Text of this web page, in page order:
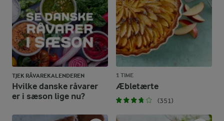
TJEK RÅVAREKALENDEREN
Hvilke danske råvarer
er i sæson lige nu?
1 TIME
Æbletærte
(351)